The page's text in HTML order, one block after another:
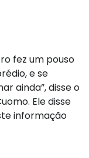
fez um pouso
e se
ainda”, disse o
Ele disse
informação